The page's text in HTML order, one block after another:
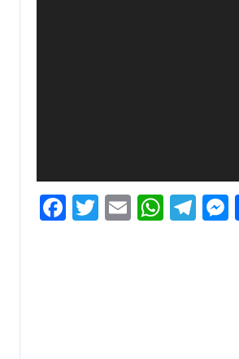
Facebook
Twitter
Email